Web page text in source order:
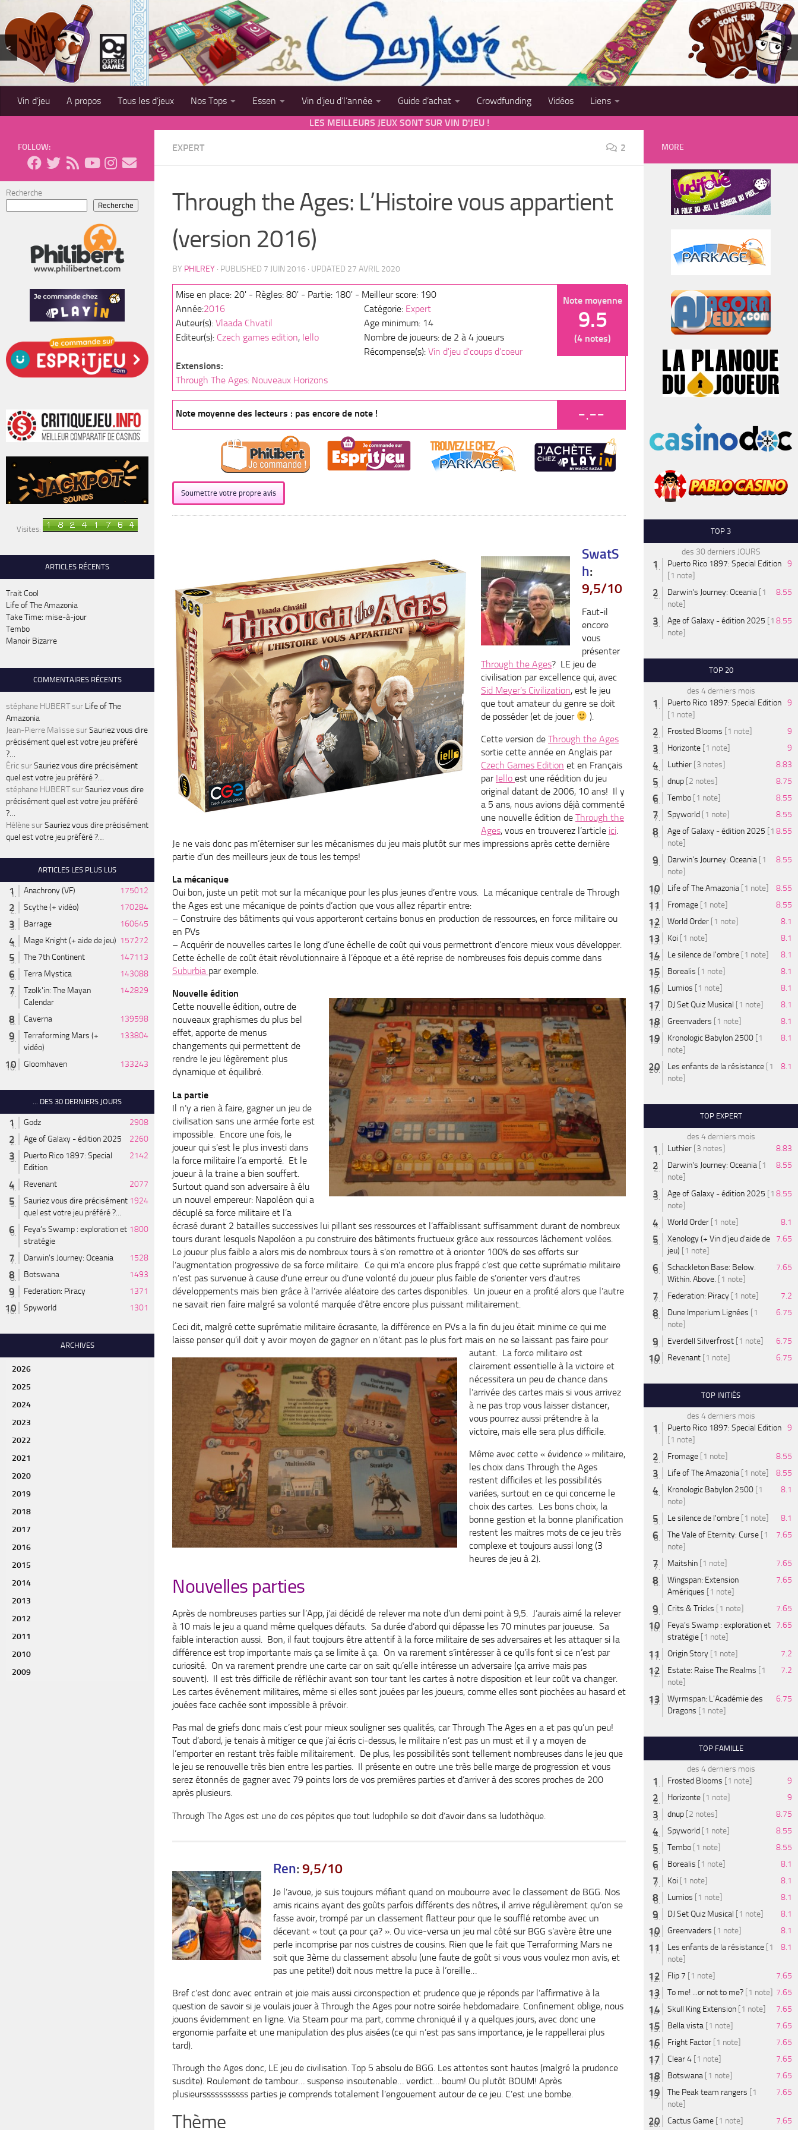
Skip to content
< >
Vin d’jeu A propos Tous les d’jeux Nos Tops Essen Vin d’jeu d’l’année Guide d’achat Crowdfunding Vidéos
Liens
LES MEILLEURS JEUX SONT SUR VIN D'JEU !
EXPERT 2
Through the Ages: L’Histoire vous appartient
(version 2016)
BY PHILREY · PUBLISHED 7 JUIN 2016 · UPDATED 27 AVRIL 2020
Note moyenne
9.5
(4 notes)
Mise en place: 20' - Règles: 80' - Partie: 180' - Meilleur score: 190
Année:2016
Auteur(s): Vlaada Chvatil
Editeur(s): Czech games edition, Iello
Catégorie: Expert
Age minimum: 14
Nombre de joueurs: de 2 à 4 joueurs
Récompense(s): Vin d'jeu d'coups d'coeur
Extensions:
Through The Ages: Nouveaux Horizons
Note moyenne des lecteurs : pas encore de note ! -.--
Soumettre votre propre avis
SwatS
h:
9,5/10
Faut-il
encore
vous
présenter
Through the Ages? LE jeu de
civilisation par excellence qui, avec
Sid Meyer’s Civilization, est le jeu
que tout amateur du genre se doit
de posséder (et de jouer
).
Cette version de Through the Ages
sortie cette année en Anglais par
Czech Games Edition et en Français
par Iello est une réédition du jeu
original datant de 2006, 10 ans! Il y
a 5 ans, nous avions déjà commenté
une nouvelle édition de Through the
Ages, vous en trouverez l’article ici.
Je ne vais donc pas m’éterniser sur les mécanismes du jeu mais plutôt sur mes impressions après cette dernière
partie d’un des meilleurs jeux de tous les temps!
La mécanique
Oui bon, juste un petit mot sur la mécanique pour les plus jeunes d’entre vous. La mécanique centrale de Through
the Ages est une mécanique de points d’action que vous allez répartir entre:
– Construire des bâtiments qui vous apporteront certains bonus en production de ressources, en force militaire ou
en PVs
– Acquérir de nouvelles cartes le long d’une échelle de coût qui vous permettront d’encore mieux vous développer.
Cette échelle de coût était révolutionnaire à l’époque et a été reprise de nombreuses fois depuis comme dans
Suburbia par exemple.
Nouvelle édition
Cette nouvelle édition, outre de
nouveaux graphismes du plus bel
effet, apporte de menus
changements qui permettent de
rendre le jeu légèrement plus
dynamique et équilibré.
La partie
Il n’y a rien à faire, gagner un jeu de
civilisation sans une armée forte est
impossible. Encore une fois, le
joueur qui s’est le plus investi dans
la force militaire l’a emporté. Et le
joueur à la traine a bien souffert.
Surtout quand son adversaire à élu
un nouvel empereur: Napoléon qui a
décuplé sa force militaire et l’a
écrasé durant 2 batailles successives lui pillant ses ressources et l’affaiblissant suffisamment durant de nombreux
tours durant lesquels Napoléon a pu construire des bâtiments fructueux grâce aux ressources lâchement volées.
Le joueur plus faible a alors mis de nombreux tours à s’en remettre et à orienter 100% de ses efforts sur
l’augmentation progressive de sa force militaire. Ce qui m’a encore plus frappé c’est que cette suprématie militaire
n’est pas survenue à cause d’une erreur ou d’une volonté du joueur plus faible de s’orienter vers d’autres
développements mais bien grâce à l’arrivée aléatoire des cartes disponibles. Un joueur en a profité alors que l’autre
ne savait rien faire malgré sa volonté marquée d’être encore plus puissant militairement.
Ceci dit, malgré cette suprématie militaire écrasante, la différence en PVs a la fin du jeu était minime ce qui me
laisse penser qu’il doit y avoir moyen de gagner en n’étant pas le plus fort mais en ne se laissant pas faire pour
autant. La force militaire est
clairement essentielle à la victoire et
nécessitera un peu de chance dans
l’arrivée des cartes mais si vous arrivez
à ne pas trop vous laisser distancer,
vous pourrez aussi prétendre à la
victoire, mais elle sera plus difficile.
Même avec cette « évidence » militaire,
les choix dans Through the Ages
restent difficiles et les possibilités
variées, surtout en ce qui concerne le
choix des cartes. Les bons choix, la
bonne gestion et la bonne planification
restent les maitres mots de ce jeu très
complexe et toujours aussi long (3
heures de jeu à 2).
Nouvelles parties
Après de nombreuses parties sur l’App, j’ai décidé de relever ma note d’un demi point à 9,5. J’aurais aimé la relever
à 10 mais le jeu a quand même quelques défauts. Sa durée d’abord qui dépasse les 70 minutes par joueuse. Sa
faible interaction aussi. Bon, il faut toujours être attentif à la force militaire de ses adversaires et les attaquer si la
différence est trop importante mais ça se limite à ça. On va rarement s’intéresser à ce qu’ils font si ce n’est par
curiosité. On va rarement prendre une carte car on sait qu’elle intéresse un adversaire (ça arrive mais pas
souvent). Il est très difficile de réfléchir avant son tour tant les cartes à notre disposition et leur coût va changer.
Les cartes événement militaires, même si elles sont jouées par les joueurs, comme elles sont piochées au hasard et
jouées face cachée sont impossible à prévoir.
Pas mal de griefs donc mais c’est pour mieux souligner ses qualités, car Through The Ages en a et pas qu’un peu!
Tout d’abord, je tenais à mitiger ce que j’ai écris ci-dessus, le militaire n’est pas un must et il y a moyen de
l’emporter en restant très faible militairement. De plus, les possibilités sont tellement nombreuses dans le jeu que
le jeu se renouvelle très bien entre les parties. Il présente en outre une très belle marge de progression et vous
serez étonnés de gagner avec 79 points lors de vos premières parties et d’arriver à des scores proches de 200
après plusieurs.
Through The Ages est une de ces pépites que tout ludophile se doit d’avoir dans sa ludothèque.
Ren: 9,5/10
Je l’avoue, je suis toujours méfiant quand on moubourre avec le classement de BGG. Nos
amis ricains ayant des goûts parfois différents des nôtres, il arrive régulièrement qu’on se
fasse avoir, trompé par un classement flatteur pour que le soufflé retombe avec un
décevant « tout ça pour ça? ». Ou vice-versa un jeu mal côté sur BGG s’avère être une
perle incomprise par nos cuistres de cousins. Rien que le fait que Terraforming Mars ne
soit que 3ème du classement absolu (une faute de goût si vous vous voulez mon avis, et
pas une petite!) doit nous mettre la puce à l’oreille…
Bref c’est donc avec entrain et joie mais aussi circonspection et prudence que je réponds par l’affirmative à la
question de savoir si je voulais jouer à Through the Ages pour notre soirée hebdomadaire. Confinement oblige, nous
jouons évidemment en ligne. Via Steam pour ma part, comme chroniqué il y a quelques jours, avec donc une
ergonomie parfaite et une manipulation des plus aisées (ce qui n’est pas sans importance, je le rappellerai plus
tard).
Through the Ages donc, LE jeu de civilisation. Top 5 absolu de BGG. Les attentes sont hautes (malgré la prudence
susdite). Roulement de tambour… suspense insoutenable… verdict… boum! Ou plutôt BOUM! Après
plusieursssssssssss parties je comprends totalement l’engouement autour de ce jeu. C’est une bombe.
Thème
FOLLOW:
Recherche
Recherche
Visites:
ARTICLES RÉCENTS
Trait Cool
Life of The Amazonia
Take Time: mise-à-jour
Tembo
Manoir Bizarre
COMMENTAIRES RÉCENTS
stéphane HUBERTsur Life of The
Amazonia
Jean-Pierre MalissesurSauriez vous dire
précisément quel est votre jeu préféré
?…
ÉricsurSauriez vous dire précisément
quel est votre jeu préféré ?…
stéphane HUBERTsurSauriez vous dire
précisément quel est votre jeu préféré
?…
HélènesurSauriez vous dire précisément
quel est votre jeu préféré ?…
ARTICLES LES PLUS LUS
Anachrony (VF)
175012
Scythe (+ vidéo)
170284
Barrage
160645
Mage Knight (+ aide de jeu) 157272
The 7th Continent
147113
Terra Mystica
143088
Tzolk'in: The Mayan
Calendar
142829
Caverna
139598
Terraforming Mars (+
vidéo)
133804
Gloomhaven 133243
... DES 30 DERNIERS JOURS
Godz
2908
Age of Galaxy - édition 2025
2260
Puerto Rico 1897: Special
Edition
2142
Revenant
2077
Sauriez vous dire précisément
quel est votre jeu préféré ?...
1924
Feya’s Swamp : exploration et
stratégie
1800
Darwin's Journey: Oceania
1528
Botswana
1493
Federation: Piracy
1371
Spyworld
1301
ARCHIVES
2026
2025
2024
2023
2022
2021
2020
2019
2018
2017
2016
2015
2014
2013
2012
2011
2010
2009
MORE
TOP 3
des 30 derniers JOURS
Puerto Rico 1897: Special Edition
[1 note]
9
Darwin's Journey: Oceania [1
note]
8.55
Age of Galaxy - édition 2025 [1
note]
8.55
TOP 20
des 4 derniers mois
Puerto Rico 1897: Special Edition
[1 note]
9
Frosted Blooms [1 note]
9
Horizonte [1 note]
9
Luthier [3 notes]
8.83
dnup [2 notes]
8.75
Tembo [1 note]
8.55
Spyworld [1 note]
8.55
Age of Galaxy - édition 2025 [1
note]
8.55
Darwin's Journey: Oceania [1
note]
8.55
Life of The Amazonia [1 note]
8.55
Fromage [1 note]
8.55
World Order [1 note]
8.1
Koi [1 note]
8.1
Le silence de l'ombre [1 note]
8.1
Borealis [1 note]
8.1
Lumios [1 note]
8.1
DJ Set Quiz Musical [1 note]
8.1
Greenvaders [1 note]
8.1
Kronologic Babylon 2500 [1
note]
8.1
Les enfants de la résistance [1
note]
8.1
TOP EXPERT
des 4 derniers mois
Luthier [3 notes]
8.83
Darwin's Journey: Oceania [1
note]
8.55
Age of Galaxy - édition 2025 [1
note]
8.55
World Order [1 note]
8.1
Xenology (+ Vin d'jeu d'aide de
jeu) [1 note]
7.65
Schackleton Base: Below.
Within. Above. [1 note]
7.65
Federation: Piracy [1 note]
7.2
Dune Imperium Lignées [1
note]
6.75
Everdell Silverfrost [1 note]
6.75
Revenant [1 note] 6.75
TOP INITIÉS
des 4 derniers mois
Puerto Rico 1897: Special Edition
[1 note]
9
Fromage [1 note]
8.55
Life of The Amazonia [1 note]
8.55
Kronologic Babylon 2500 [1
note]
8.1
Le silence de l'ombre [1 note]
8.1
The Vale of Eternity: Curse [1
note]
7.65
Maitshin [1 note]
7.65
Wingspan: Extension
Amériques [1 note]
7.65
Crits & Tricks [1 note]
7.65
Feya’s Swamp : exploration et
stratégie [1 note]
7.65
Origin Story [1 note]
7.2
Estate: Raise The Realms [1
note]
7.2
Wyrmspan: L'Académie des
Dragons [1 note]
6.75
TOP FAMILLE
des 4 derniers mois
Frosted Blooms [1 note]
9
Horizonte [1 note]
9
dnup [2 notes]
8.75
Spyworld [1 note]
8.55
Tembo [1 note]
8.55
Borealis [1 note]
8.1
Koi [1 note]
8.1
Lumios [1 note]
8.1
DJ Set Quiz Musical [1 note]
8.1
Greenvaders [1 note]
8.1
Les enfants de la résistance [1
note]
8.1
Flip 7 [1 note]
7.65
To me! ...or not to me? [1 note]
7.65
Skull King Extension [1 note]
7.65
Bella vista [1 note]
7.65
Fright Factor [1 note]
7.65
Clear 4 [1 note]
7.65
Botswana [1 note]
7.65
The Peak team rangers [1
note]
7.65
Cactus Game [1 note] 7.65